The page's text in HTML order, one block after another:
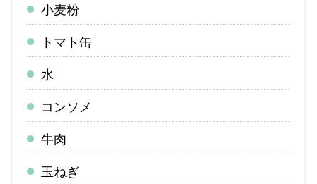
小麦粉
トマト缶
水
コンソメ
牛肉
玉ねぎ